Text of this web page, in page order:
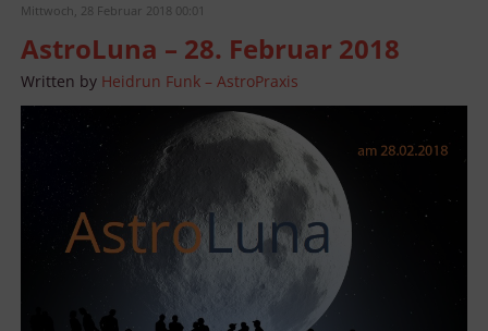
Mittwoch, 28 Februar 2018 00:01
AstroLuna – 28. Februar 2018
Written by Heidrun Funk – AstroPraxis